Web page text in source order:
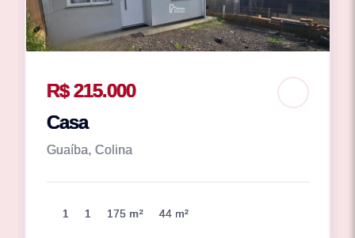
R$ 215.000
Casa
Guaíba, Colina
1 1 175 m² 44 m²